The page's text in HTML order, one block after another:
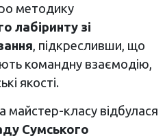
методику
лабіринту зі
, підкресливши, що
командну взаємодію,
якості.
майстер-класу відбулася
Сумського